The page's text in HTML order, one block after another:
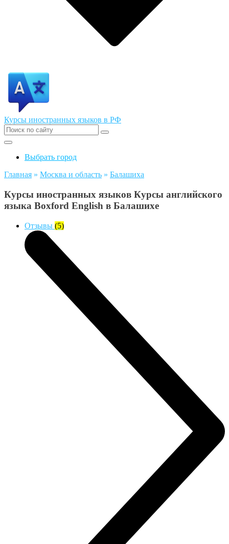
Курсы иностранных языков в РФ
Выбрать город
Главная » Москва и область » Балашиха
Курсы иностранных языков Курсы английского
языка Boxford English в Балашихе
Отзывы (5)